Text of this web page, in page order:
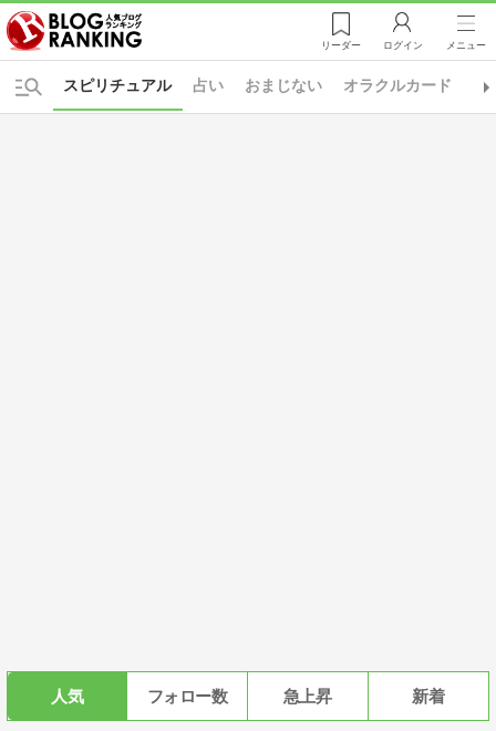
リーダー ログイン メニュー
占い おまじない オラクルカード
スピリチュアル
人気 フォロー数 急上昇 新着